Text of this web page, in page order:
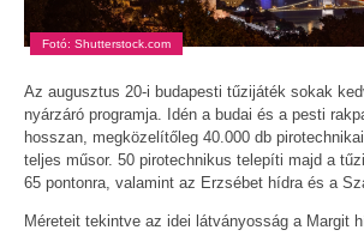
Fotó: Shutterstock.com
Az augusztus 20-i budapesti tűzijáték sokak
nyárzáró programja. Idén a budai és a pesti
hosszan, megközelítőleg 40.000 db
teljes műsor. 50 pirotechnikus telepíti majd a
65 pontonra, valamint az Erzsébet hídra és a
Méreteit tekintve az idei látványosság a Margit